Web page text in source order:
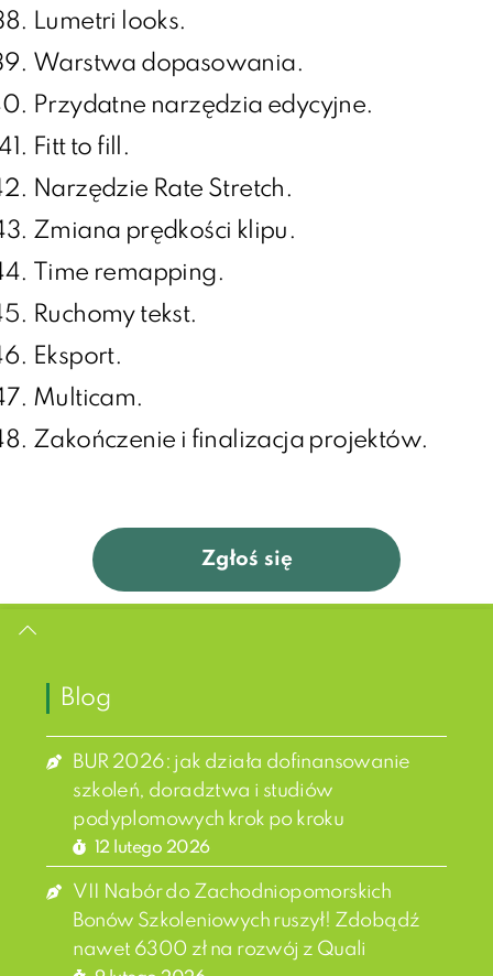
Lumetri looks.
Warstwa dopasowania.
Przydatne narzędzia edycyjne.
Fitt to fill.
Narzędzie Rate Stretch.
Zmiana prędkości klipu.
Time remapping.
Ruchomy tekst.
Eksport.
Multicam.
Zakończenie i finalizacja projektów.
Zgłoś się
Blog
BUR 2026: jak działa dofinansowanie
szkoleń, doradztwa i studiów
podyplomowych krok po kroku
12 lutego 2026
VII Nabór do Zachodniopomorskich
Bonów Szkoleniowych ruszył! Zdobądź
nawet 6300 zł na rozwój z Quali